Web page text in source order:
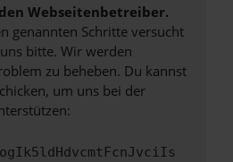
Webseitenbetreiber.
genannten Schritte versucht
bitte. Wir werden
zu beheben. Du kannst
um uns bei der